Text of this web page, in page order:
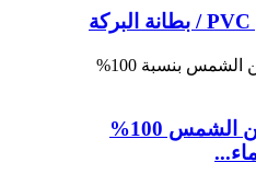
قماش الحماية من الشمس 100%